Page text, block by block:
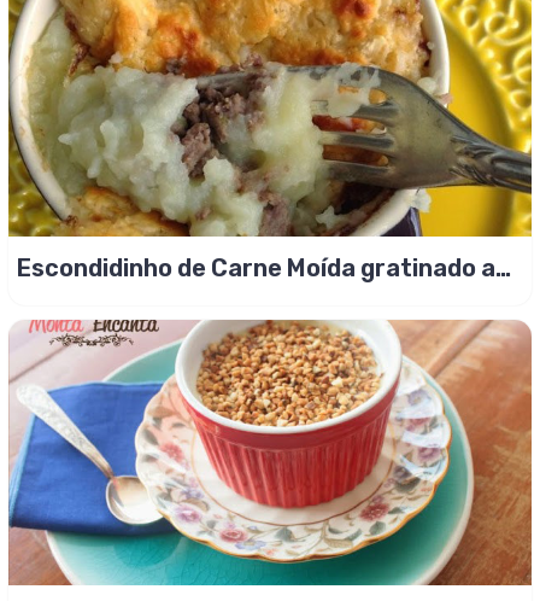
Escondidinho de Carne Moída gratinado ao